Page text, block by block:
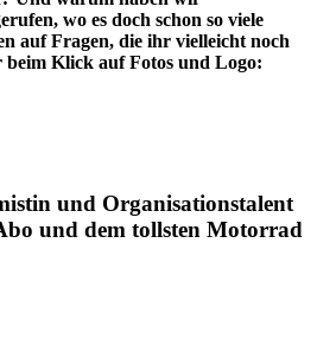
wo es doch schon so viele
auf Fragen, die ihr vielleicht noch
Klick auf Fotos und Logo:
und Organisationstalent
und dem tollsten Motorrad